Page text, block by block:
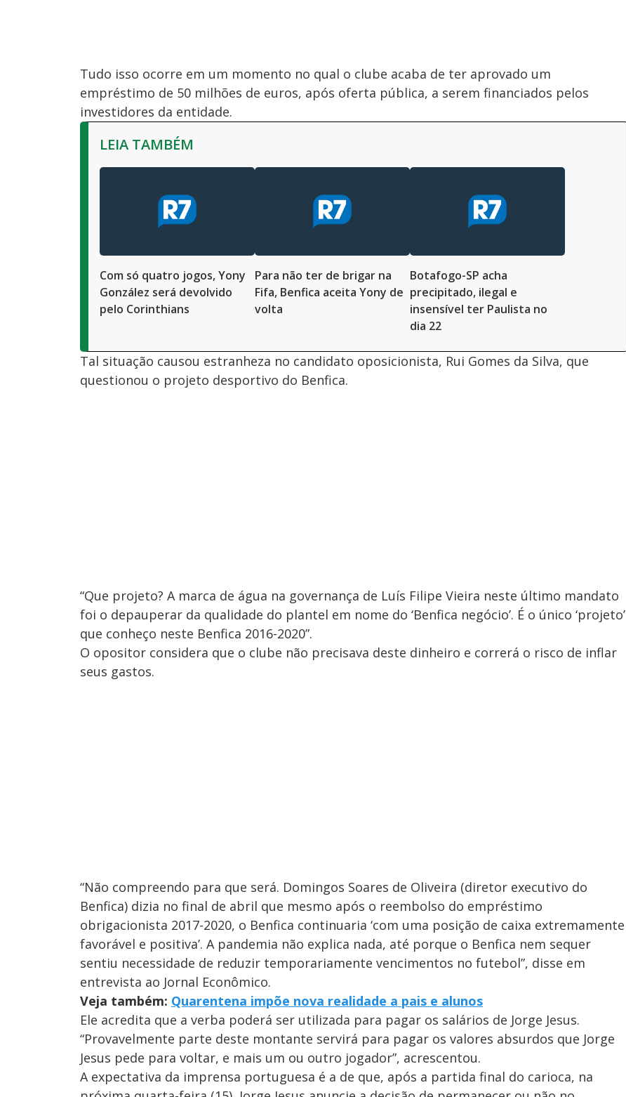
Tudo isso ocorre em um momento no qual o clube acaba de ter aprovado um
empréstimo de 50 milhões de euros, após oferta pública, a serem financiados pelos
investidores da entidade.
LEIA TAMBÉM
Com só quatro jogos, Yony
González será devolvido
pelo Corinthians
Para não ter de brigar na
Fifa, Benfica aceita Yony de
volta
Botafogo-SP acha
precipitado, ilegal e
insensível ter Paulista no
dia 22
Tal situação causou estranheza no candidato oposicionista, Rui Gomes da Silva, que
questionou o projeto desportivo do Benfica.
“Que projeto? A marca de água na governança de Luís Filipe Vieira neste último mandato
foi o depauperar da qualidade do plantel em nome do ‘Benfica negócio’. É o único ‘projeto’
que conheço neste Benfica 2016-2020”.
O opositor considera que o clube não precisava deste dinheiro e correrá o risco de inflar
seus gastos.
“Não compreendo para que será. Domingos Soares de Oliveira (diretor executivo do
Benfica) dizia no final de abril que mesmo após o reembolso do empréstimo
obrigacionista 2017-2020, o Benfica continuaria ‘com uma posição de caixa extremamente
favorável e positiva’. A pandemia não explica nada, até porque o Benfica nem sequer
sentiu necessidade de reduzir temporariamente vencimentos no futebol”, disse em
entrevista ao Jornal Econômico.
Veja também: Quarentena impõe nova realidade a pais e alunos
Ele acredita que a verba poderá ser utilizada para pagar os salários de Jorge Jesus.
“Provavelmente parte deste montante servirá para pagar os valores absurdos que Jorge
Jesus pede para voltar, e mais um ou outro jogador”, acrescentou.
A expectativa da imprensa portuguesa é a de que, após a partida final do carioca, na